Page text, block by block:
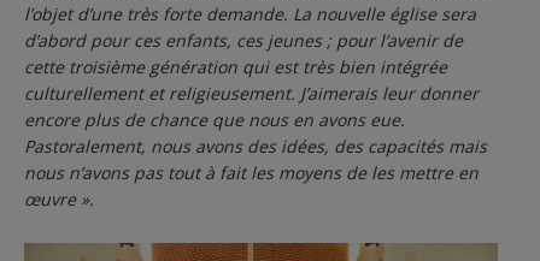
l’objet d’une très forte demande. La nouvelle église sera
d’abord pour ces enfants, ces jeunes ; pour l’avenir de
cette troisième génération qui est très bien intégrée
culturellement et religieusement. J’aimerais leur donner
encore plus de chance que nous en avons eue.
Pastoralement, nous avons des idées, des capacités mais
nous n’avons pas tout à fait les moyens de les mettre en
œuvre ».